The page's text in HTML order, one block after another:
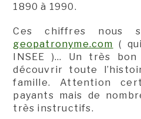
1890 à 1990.
Ces chiffres nous
geopatronyme.com (
INSEE )… Un très
découvrir toute
famille. Attention
payants mais de
très instructifs.